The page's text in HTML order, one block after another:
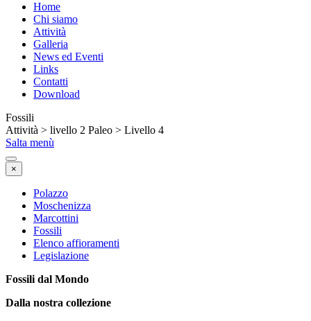
Home
Chi siamo
Attività
Galleria
News ed Eventi
Links
Contatti
Download
Fossili
Attività > livello 2 Paleo > Livello 4
Salta menù
×
Polazzo
Moschenizza
Marcottini
Fossili
Elenco affioramenti
Legislazione
Fossili dal Mondo
Dalla nostra collezione